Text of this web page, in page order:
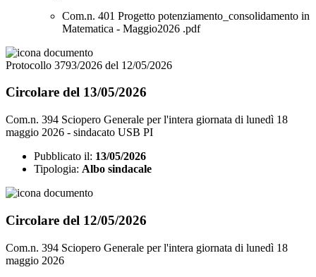
Com.n. 401 Progetto potenziamento_consolidamento in
Matematica - Maggio2026 .pdf
Protocollo 3793/2026 del 12/05/2026
Circolare del 13/05/2026
Com.n. 394 Sciopero Generale per l'intera giornata di lunedì 18
maggio 2026 - sindacato USB PI
Pubblicato il: 13/05/2026
Tipologia: Albo sindacale
Circolare del 12/05/2026
Com.n. 394 Sciopero Generale per l'intera giornata di lunedì 18
maggio 2026